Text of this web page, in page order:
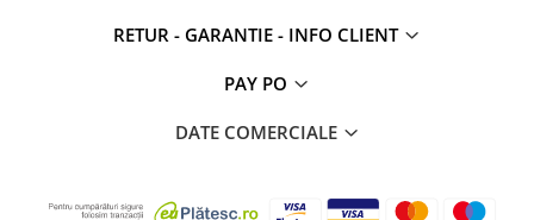
RETUR - GARANTIE - INFO CLIENT
PAY PO
DATE COMERCIALE